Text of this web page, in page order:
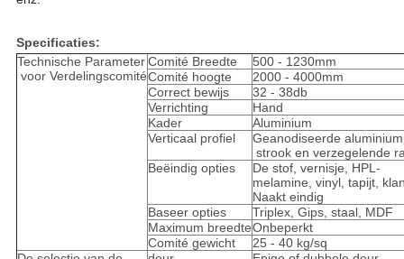
Specificaties:
Technische Parameter
voor Verdelingscomité
Comité Breedte
500 - 1230mm
Comité hoogte
2000 - 4000mm
Correct bewijs
32 - 38db
Verrichting
Hand
Kader
Aluminium
Verticaal profiel
Geanodiseerde
strook en verzegelende
Beëindig opties
De stof, vernisje, HPL-
melamine, vinyl, tapijt,
Naakt eindig
Baseer opties
Triplex, Gips, staal, MDF
Maximum breedteOnbeperkt
Comité gewicht
25 - 40 kg/sq